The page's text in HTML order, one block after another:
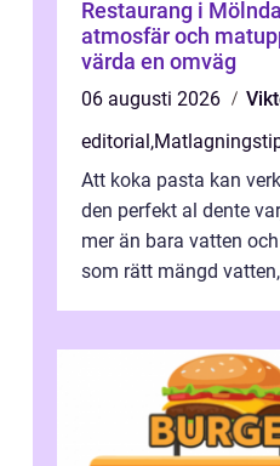
Restaurang i
atmosfär och
värda en omväg
06 augusti 2026
editorial,
Att koka pasta kan
den perfekt al dente
mer än bara vatten
som rätt mängd